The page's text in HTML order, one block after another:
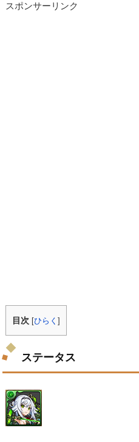
スポンサーリンク
目次 [ひらく]
ステータス